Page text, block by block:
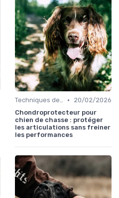
Techniques de base •
20/02/2026
Chondroprotecteur pour
chien de chasse : protéger
les articulations sans freiner
les performances